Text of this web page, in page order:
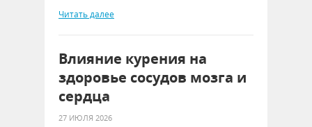
Читать далее
Влияние курения на
здоровье сосудов мозга и
сердца
27 ИЮЛЯ 2026